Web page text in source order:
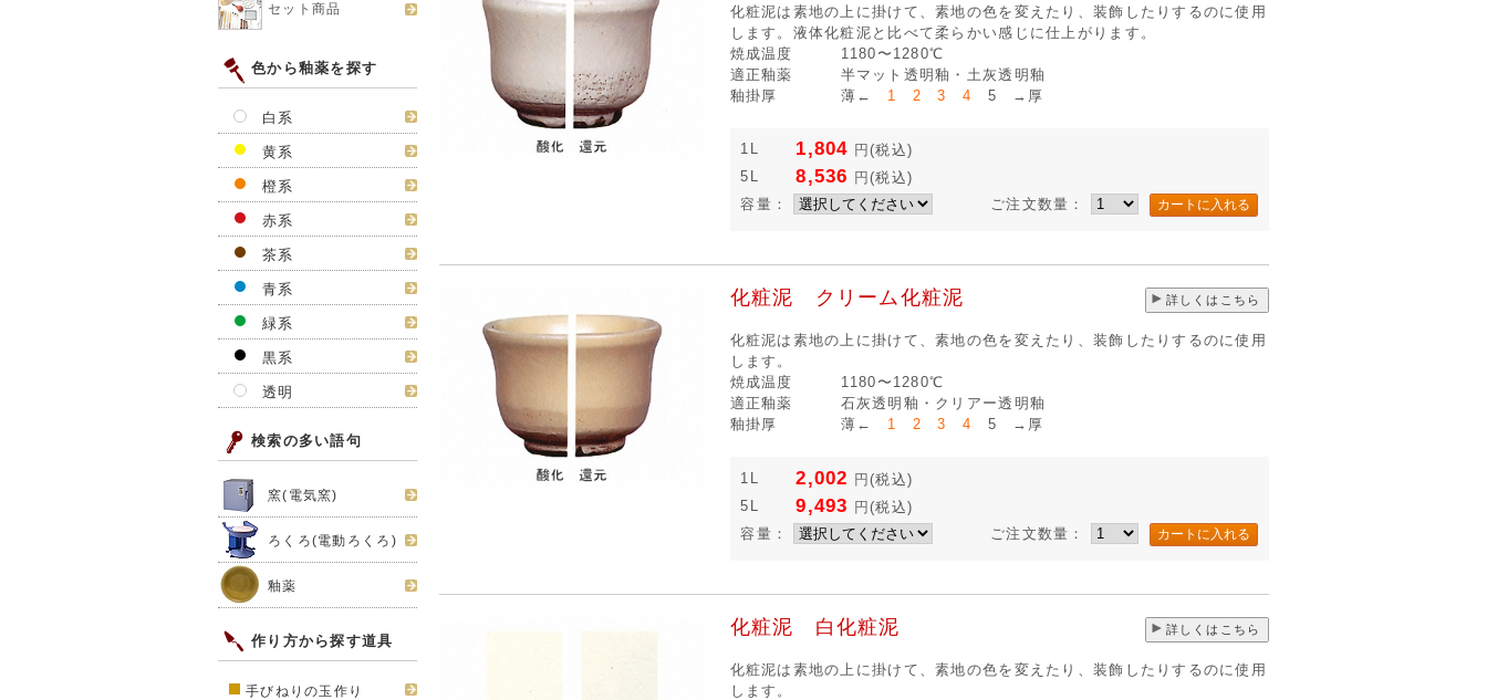
化粧泥は素地の上に掛けて、素地の色を変えたり、装飾したりするのに使用
します。液体化粧泥と比べて柔らかい感じに仕上がります。
焼成温度
1180〜1280℃
適正釉薬
半マット透明釉・土灰透明釉
釉掛厚
薄← 1 2 3 4 5 →厚
1L 1,804 円(税込)
5L
8,536 円(税込)
容量：
ご注文数量：
化粧泥 クリーム化粧泥 詳しくはこちら
化粧泥は素地の上に掛けて、素地の色を変えたり、装飾したりするのに使用
します。
焼成温度
1180〜1280℃
適正釉薬
石灰透明釉・クリアー透明釉
釉掛厚
薄← 1 2 3 4 5 →厚
1L 2,002 円(税込)
5L
9,493 円(税込)
容量：
ご注文数量：
化粧泥 白化粧泥 詳しくはこちら
化粧泥は素地の上に掛けて、素地の色を変えたり、装飾したりするのに使用
します。
セット商品
色から釉薬を探す
白系
黄系
橙系
赤系
茶系
青系
緑系
黒系
透明
検索の多い語句
窯(電気窯)
ろくろ(電動ろくろ)
釉薬
作り方から探す道具
手びねりの玉作り